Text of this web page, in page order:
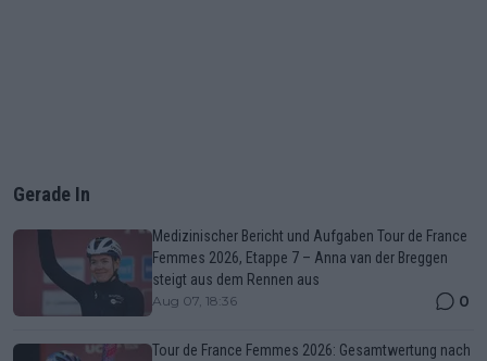
Gerade In
Medizinischer Bericht und Aufgaben Tour de France
Femmes 2026, Etappe 7 – Anna van der Breggen
steigt aus dem Rennen aus
Aug 07, 18:36 0
Tour de France Femmes 2026: Gesamtwertung nach